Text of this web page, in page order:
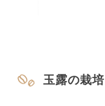
玉露の栽培